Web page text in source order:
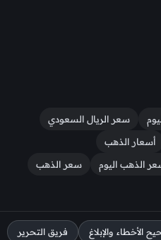
سعر الريال السعودي
أسعار الذهب
الذهب اليوم سعر الذهب
الأخطاء والإبلاغ فريق التحرير